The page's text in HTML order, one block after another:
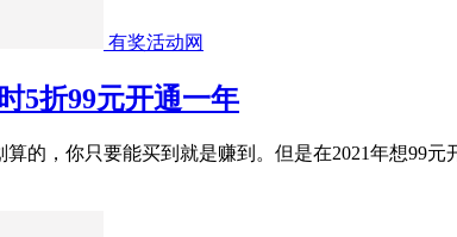
有奖活动网
5折99元开通一年
算的，你只要能买到就是赚到。但是在2021年想99